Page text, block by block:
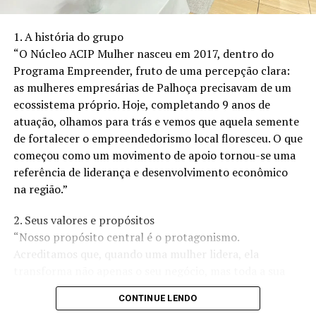
acima terão direito na Aposentadoria por Invalidez.
benefício. Sempre deve ser observada a doença e a
incapacidade total e permanente causada pela doença,
levando em consideração também a atividade exercida
pelo(a) trabalhador(a).
Não basta ter a doença, essa doença tem que gerar uma
incapacidade permanente e total para o trabalho. Além
disso, a incapacidade deve ser comprovada através de
laudos e exames médicos e confirmada pela perícia
médica do INSS para ter direito ao benefício.
A aposentadoria por invalidez é um benefício
importante para os trabalhadores que se encontram em
aposentadoria por invalidez, procure orientação
especializada para iniciar o processo de solicitação.
1. A história do grupo
“O Núcleo ACIP Mulher nasceu em 2017, dentro do
Programa Empreender, fruto de uma percepção clara:
as mulheres empresárias de Palhoça precisavam de um
ecossistema próprio. Hoje, completando 9 anos de
atuação, olhamos para trás e vemos que aquela semente
de fortalecer o empreendedorismo local floresceu. O que
começou como um movimento de apoio tornou-se uma
referência de liderança e desenvolvimento econômico
na região.”
2. Seus valores e propósitos
“Nosso propósito central é o protagonismo.
Acreditamos que, quando uma mulher lidera, ela
comunidade. Nossos valores são pautados na
colaboração, na ética e no crescimento conjunto. Não
CONTINUE LENDO